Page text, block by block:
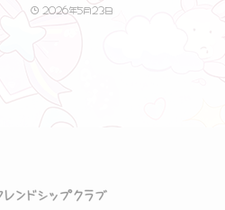
2026年5月23日